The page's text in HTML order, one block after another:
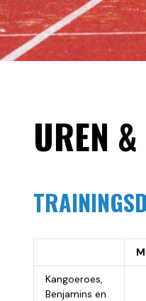
UREN
Kangoeroes,
Benjamins en